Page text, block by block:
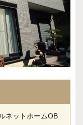
ネットホームOB